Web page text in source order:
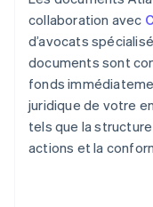
collaboration avec
d’avocats
documents sont
fonds
juridique de votre
tels que la
actions et la